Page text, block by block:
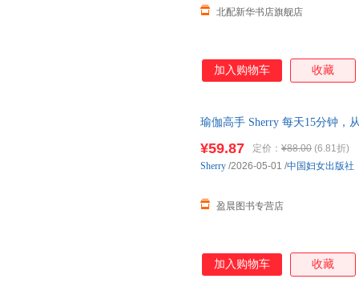
北配新华书店旗舰店
加入购物车 收藏
瑜伽高手 Sherry 每天15分钟，
¥59.87 定价： ¥88.00 (6.81折)
盈晨图书专营店
Sherry /2026-05-01 /中国妇女出版社
加入购物车 收藏